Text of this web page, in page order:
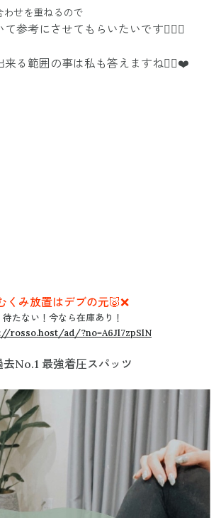
わせを重ねるので
参考にさせてもらいたいです🙇🏻‍♀️
来る範囲の事は私も答えますね✌🏽❤️
くみ放置はデブの元🐷❌
待たない！今なら在庫あり！
rosso.host/ad/?no=A6Jl7zpSlN
去No.1 最強着圧スパッツ